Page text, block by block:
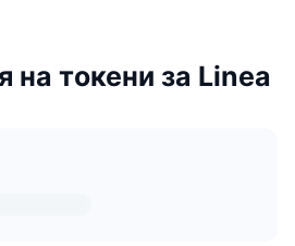
на токени за Linea